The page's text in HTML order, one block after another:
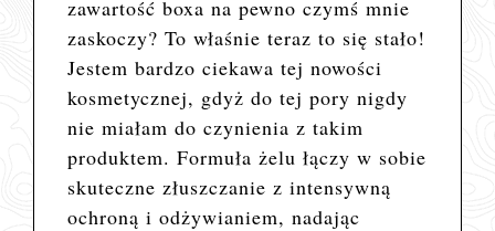
zawartość boxa na pewno czymś mnie
zaskoczy? To właśnie teraz to się stało!
Jestem bardzo ciekawa tej nowości
kosmetycznej, gdyż do tej pory nigdy
nie miałam do czynienia z takim
produktem.Formuła żelu łączy w sobie
skuteczne złuszczanie z intensywną
ochroną i odżywianiem, nadając